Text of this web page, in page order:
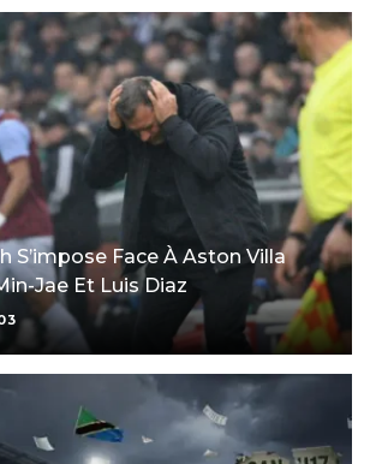
S’impose Face À Aston Villa
Jae Et Luis Diaz